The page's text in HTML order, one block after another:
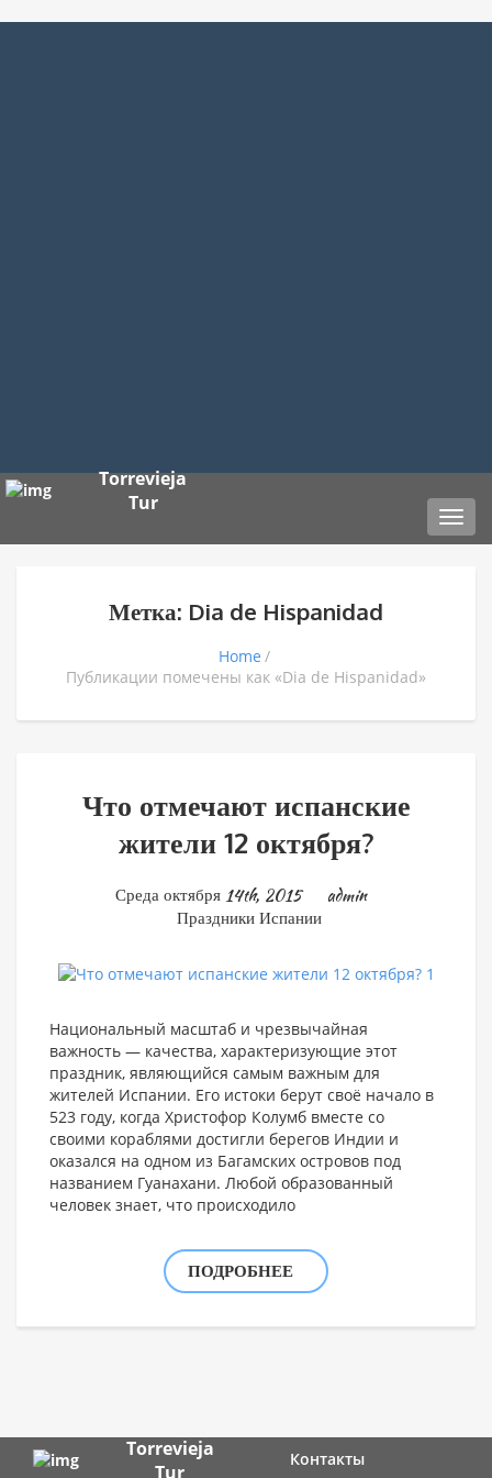
Torrevieja
Tur
Метка: Dia de Hispanidad
Home
Публикации помечены как «Dia de Hispanidad»
Что отмечают испанские
жители 12 октября?
Среда октября 14th, 2015
admin
Праздники Испании
Национальный масштаб и чрезвычайная
важность — качества, характеризующие этот
праздник, являющийся самым важным для
жителей Испании. Его истоки берут своё начало в
523 году, когда Христофор Колумб вместе со
своими кораблями достигли берегов Индии и
оказался на одном из Багамских островов под
названием Гуанахани. Любой образованный
человек знает, что происходило
ПОДРОБНЕЕ
Torrevieja
Tur
Контакты